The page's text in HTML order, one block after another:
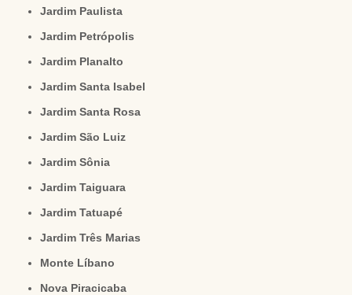
Jardim Paulista
Jardim Petrópolis
Jardim Planalto
Jardim Santa Isabel
Jardim Santa Rosa
Jardim São Luiz
Jardim Sônia
Jardim Taiguara
Jardim Tatuapé
Jardim Três Marias
Monte Líbano
Nova Piracicaba